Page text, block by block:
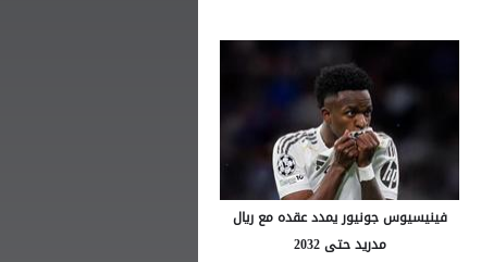
فينيسيوس جونيور يمدد عقده مع ريال
مدريد حتى 2032